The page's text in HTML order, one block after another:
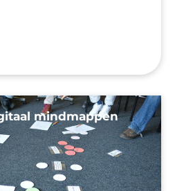
mindmappen